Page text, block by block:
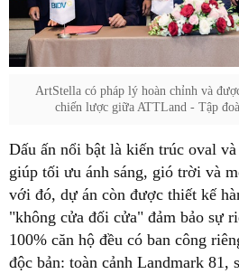
ArtStella có pháp lý hoàn chỉnh và
chiến lược giữa ATTLand - Tập
Dấu ấn nổi bật là kiến trúc oval
giúp tối ưu ánh sáng, gió trời và
với đó, dự án còn được thiết kế
"không cửa đối cửa" đảm bảo sự
100% căn hộ đều có ban công
độc bản: toàn cảnh Landmark 81,